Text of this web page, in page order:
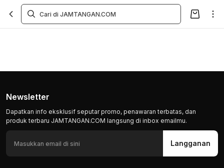
Newsletter
Dapatkan info eksklusif seputar promo, penawaran terbatas, dan
produk terbaru JAMTANGAN.COM langsung di inbox emailmu.
Langganan